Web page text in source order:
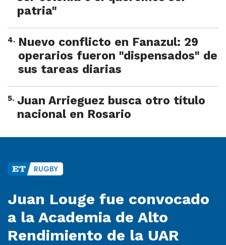
patria"
4. Nuevo conflicto en Fanazul: 29
operarios fueron "dispensados" de
sus tareas diarias
5. Juan Arrieguez busca otro título
nacional en Rosario
RUGBY
Juan Louge fue convocado
a la Academia de Alto
Rendimiento de la UAR